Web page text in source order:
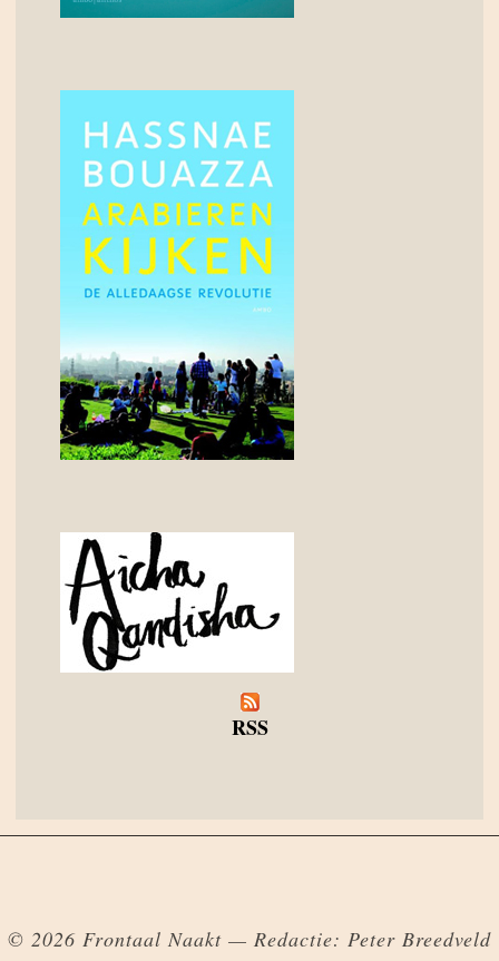
RSS
© 2026 Frontaal Naakt — Redactie: Peter Breedveld